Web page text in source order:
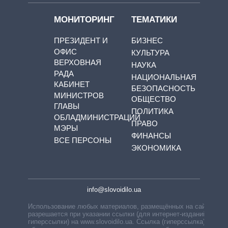
МОНИТОРИНГ
ПРЕЗИДЕНТ И
ОФИС
ВЕРХОВНАЯ
РАДА
КАБИНЕТ
МИНИСТРОВ
ГЛАВЫ
ОБЛАДМИНИСТРАЦИЙ
МЭРЫ
ВСЕ ПЕРСОНЫ
ТЕМАТИКИ
БИЗНЕС
КУЛЬТУРА
НАУКА
НАЦИОНАЛЬНАЯ
БЕЗОПАСНОСТЬ
ОБЩЕСТВО
ПОЛИТИКА
ПРАВО
ФИНАНСЫ
ЭКОНОМИКА
info@slovoidilo.ua
Использование любых материалов, размещённых на сайте,
разрешается при указании ссылки (для интернет-изданий —
гиперссылки) на www.slovoidilo.ua. Ссылка (гиперссылка)